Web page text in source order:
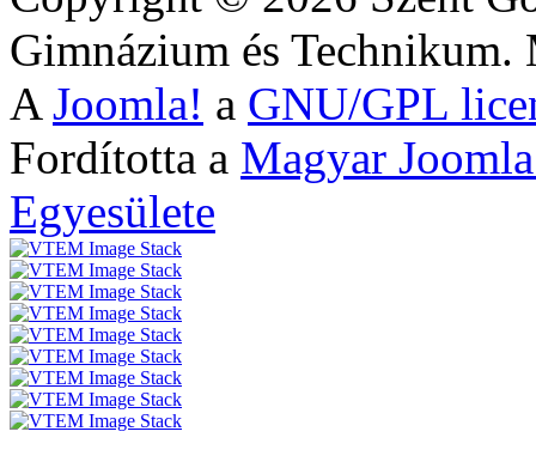
Gimnázium és
A Joomla! a GNU/GPL
Fordította a Magyar
Egyesülete